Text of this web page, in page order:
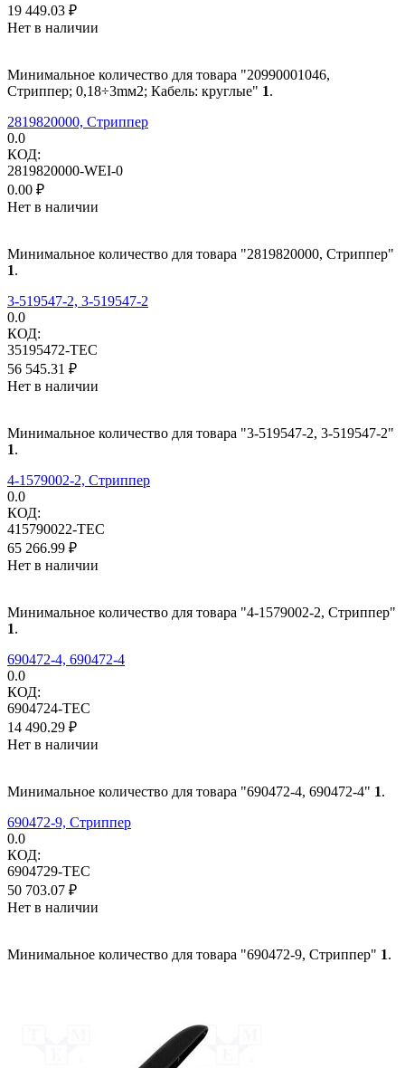
19 449.03 ₽
Нет в наличии
Минимальное количество для товара "20990001046,
Стриппер; 0,18÷3mм2; Кабель: круглые" 1.
2819820000, Стриппер
0.0
КОД:
2819820000-WEI-0
0.00 ₽
Нет в наличии
Минимальное количество для товара "2819820000, Стриппер"
1.
3-519547-2, 3-519547-2
0.0
КОД:
35195472-TEC
56 545.31 ₽
Нет в наличии
Минимальное количество для товара "3-519547-2, 3-519547-2"
1.
4-1579002-2, Стриппер
0.0
КОД:
415790022-TEC
65 266.99 ₽
Нет в наличии
Минимальное количество для товара "4-1579002-2, Стриппер"
1.
690472-4, 690472-4
0.0
КОД:
6904724-TEC
14 490.29 ₽
Нет в наличии
Минимальное количество для товара "690472-4, 690472-4" 1.
690472-9, Стриппер
0.0
КОД:
6904729-TEC
50 703.07 ₽
Нет в наличии
Минимальное количество для товара "690472-9, Стриппер" 1.